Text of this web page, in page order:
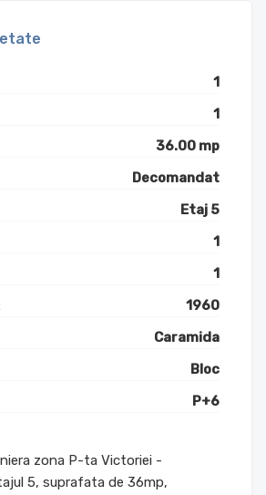
1
1
36.00 mp
Decomandat
Etaj 5
1
1
1960
Caramida
Bloc
P+6
zona P-ta Victoriei -
5, suprafata de 36mp,